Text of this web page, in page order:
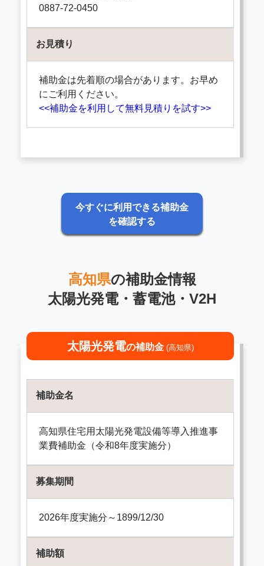
0887-72-0450
お見積り
補助金は先着順の場合があります。お早め
にご利用ください。
<<補助金を利用して無料見積りを試す>>
今すぐに利用できる補助金
を確認する
高知県の補助金情報
太陽光発電・蓄電池・V2H
太陽光発電の補助金 (高知県)
補助金名
高知県住宅用太陽光発電設備等導入推進事
業費補助金（令和8年度実施分）
募集期間
2026年度実施分～1899/12/30
補助額